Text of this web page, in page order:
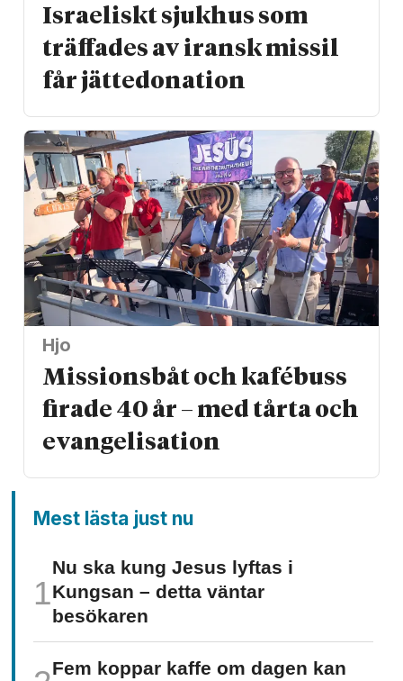
Israeliskt sjukhus som
träffades av iransk missil
får jätte­donation
Hjo
Missionsbåt och kafébuss
firade 40 år – med tårta och
evangelisation
Mest lästa just nu
Nu ska kung Jesus lyftas i
Kungsan – detta väntar
besökaren
Fem koppar kaffe om dagen kan